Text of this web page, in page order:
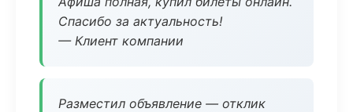
Спасибо за актуальность!
— Клиент компании
Разместил объявление — отклик